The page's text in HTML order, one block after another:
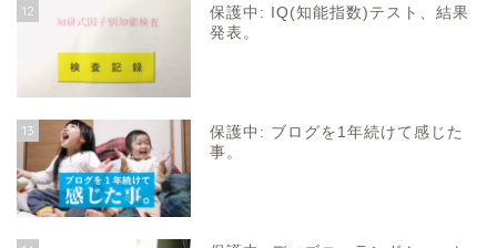
12
保護中: IQ(知能指数)テスト、結果
発表。
13
保護中: ブログを1年続けて感じた
事。